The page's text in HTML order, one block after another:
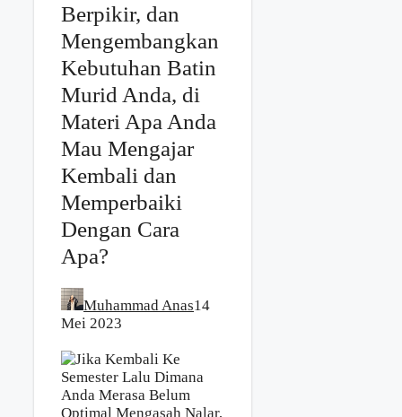
Berpikir, dan
Mengembangkan
Kebutuhan Batin
Murid Anda, di
Materi Apa Anda
Mau Mengajar
Kembali dan
Memperbaiki
Dengan Cara
Apa?
Muhammad Anas14
Mei 2023